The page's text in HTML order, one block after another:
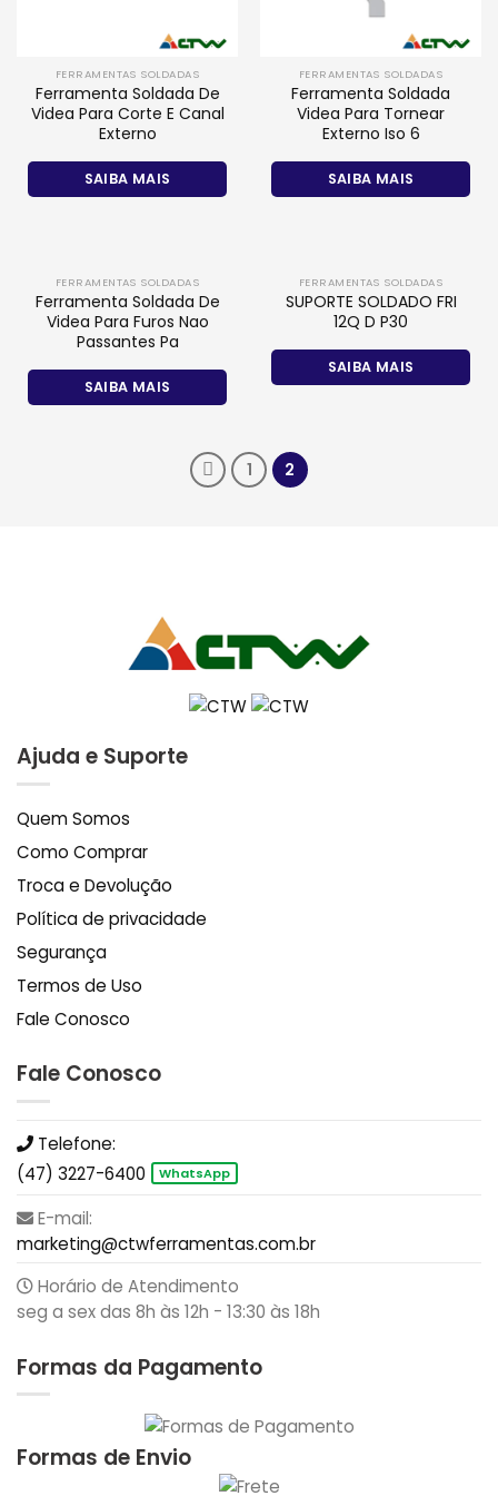
FERRAMENTAS SOLDADAS
Ferramenta Soldada De
Videa Para Corte E Canal
Externo
SAIBA MAIS
FERRAMENTAS SOLDADAS
Ferramenta Soldada
Videa Para Tornear
Externo Iso 6
SAIBA MAIS
FERRAMENTAS SOLDADAS
Ferramenta Soldada De
Videa Para Furos Nao
Passantes Pa
SAIBA MAIS
FERRAMENTAS SOLDADAS
SUPORTE SOLDADO FRI
12Q D P30
SAIBA MAIS
1 2
Ajuda e Suporte
Quem Somos
Como Comprar
Troca e Devolução
Política de privacidade
Segurança
Termos de Uso
Fale Conosco
Fale Conosco
Telefone:
(47) 3227-6400
WhatsApp
E-mail:
marketing@ctwferramentas.com.br
Horário de Atendimento
seg a sex das 8h às 12h - 13:30 às 18h
Formas da Pagamento
Formas de Envio